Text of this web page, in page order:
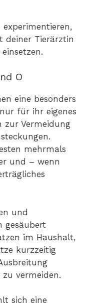
deiner Tierärztin
O
eine besonders
für ihr eigenes
zur Vermeidung
mehrmals
und – wenn
und
gesäubert
im Haushalt,
kurzzeitig
vermeiden.
sich eine